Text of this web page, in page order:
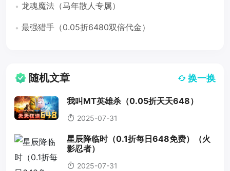
龙魂魔法（马年散人专属）
最强猎手（0.05折6480双倍代金）
随机文章 换一换
我叫MT英雄杀（0.05折天天648）
2025-07-31
星辰降临时（0.1折每日648免费）（火
影忍者）
2025-07-31